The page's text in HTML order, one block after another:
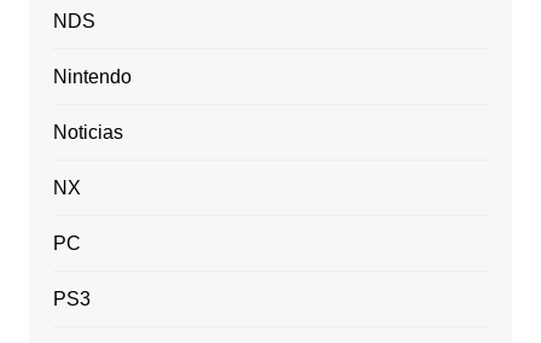
NDS
Nintendo
Noticias
NX
PC
PS3